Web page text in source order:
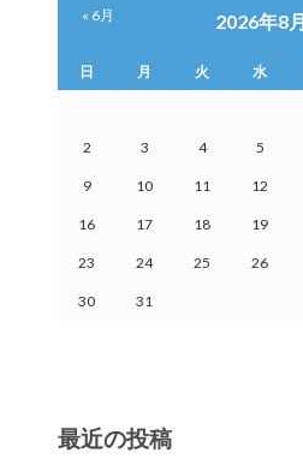
2026年8月
日 月 火 水
2 3 4 5
9 10 11 12
16 17 18 19
23 24 25 26
30 31
« 6月
最近の投稿